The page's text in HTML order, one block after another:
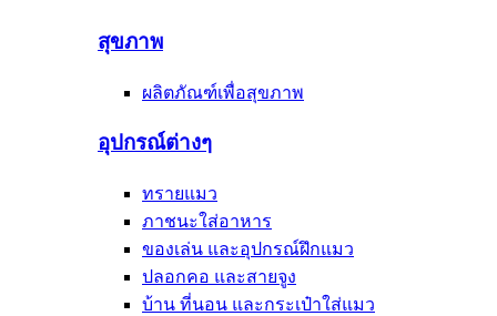
สุขภาพ
ผลิตภัณฑ์เพื่อสุขภาพ
อุปกรณ์ต่างๆ
ทรายแมว
ภาชนะใส่อาหาร
ของเล่น และอุปกรณ์ฝึกแมว
ปลอกคอ และสายจูง
บ้าน ที่นอน และกระเป๋าใส่แมว